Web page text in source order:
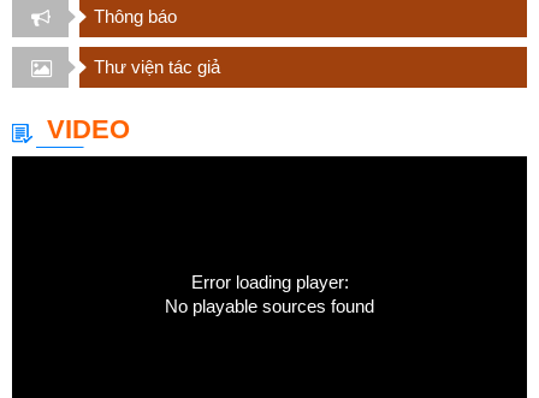
Thông báo
Thư viện tác giả
VIDEO
Error loading player:
No playable sources found